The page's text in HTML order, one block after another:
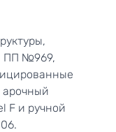
ПП №969,
арочный
F и ручной